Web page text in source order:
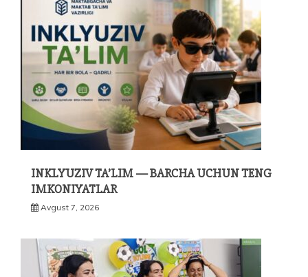
INKLYUZIV TA’LIM — BARCHA UCHUN TENG
IMKONIYATLAR
Avgust 7, 2026